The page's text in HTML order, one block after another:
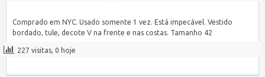
Comprado em NYC. Usado somente 1 vez. Está impecável. Vestido
bordado, tule, decote V na frente e nas costas. Tamanho 42
227 visitas, 0 hoje